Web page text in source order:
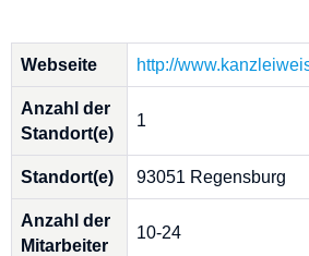
Webseite http://
Anzahl der
Standort(e)
1
Standort(e) 93051 Regensburg
Anzahl der
Mitarbeiter
10-24